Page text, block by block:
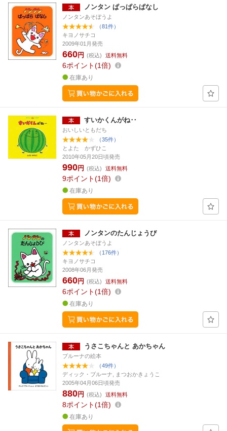
ノンタン ぱっぱらぱなし
ノンタンあそぼうよ
（81件）
キヨノサチコ
2009年01月発売
660円 (税込) 送料無料
6ポイント 1倍
在庫あり
すいかくんがね‥
おいしいともだち
（35件）
とよた かずひこ
2010年05月20日頃発売
990円 (税込) 送料無料
9ポイント 1倍
在庫あり
ノンタンのたんじょうび
ノンタンあそぼうよ
（176件）
キヨノサチコ
2008年06月発売
660円 (税込) 送料無料
6ポイント 1倍
在庫あり
うさこちゃんと あかちゃん
ブルーナの絵本
（49件）
ディック・ブルーナ, まつおかきょうこ
2005年04月06日頃発売
880円 (税込) 送料無料
8ポイント 1倍
在庫あり